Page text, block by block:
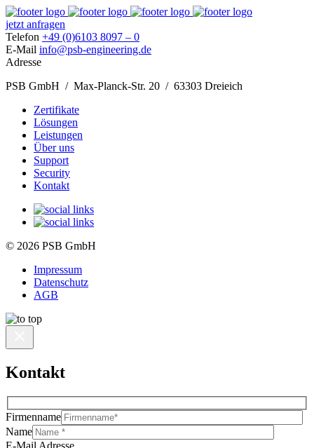
jetzt anfragen
Telefon +49 (0)6103 8097 – 0
E-Mail info@psb-engineering.de
Adresse
PSB GmbH / Max-Planck-Str. 20 / 63303 Dreieich
Zertifikate
Lösungen
Leistungen
Über uns
Support
Security
Kontakt
© 2026 PSB GmbH
Impressum
Datenschutz
AGB
Kontakt
Firmenname
Name
E-Mail Adresse